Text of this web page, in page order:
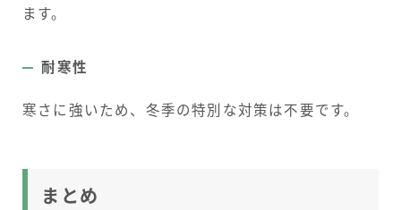
ます。
耐寒性
寒さに強いため、冬季の特別な対策は不要です。
まとめ